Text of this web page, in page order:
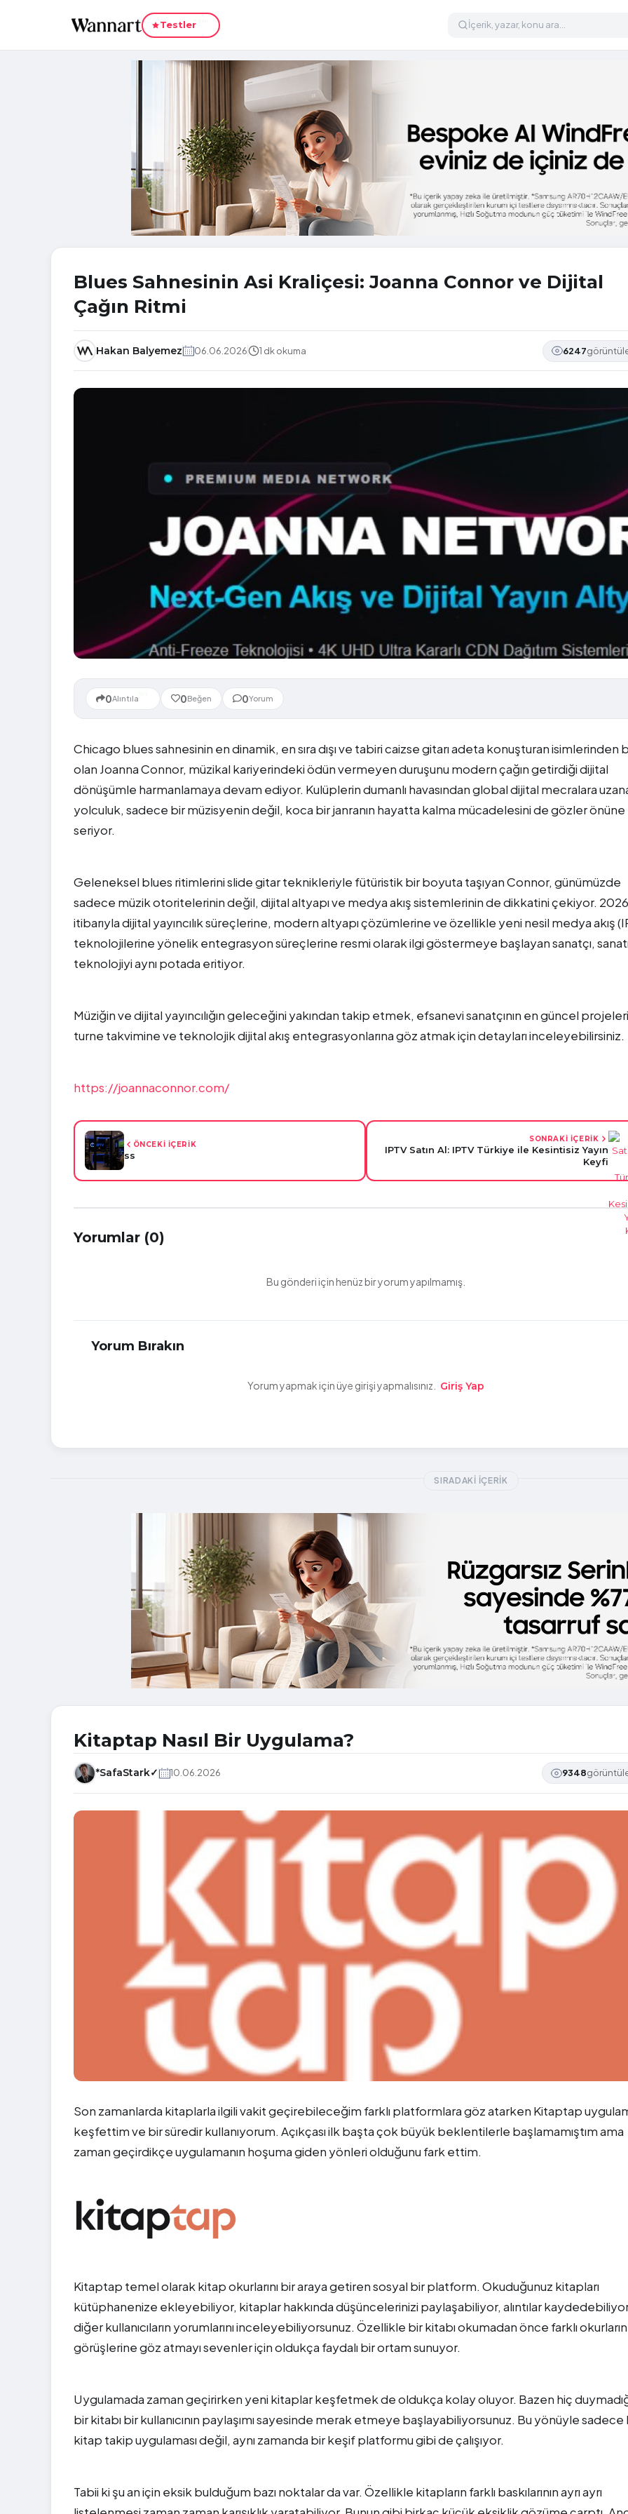
Testler
Blues Sahnesinin Asi Kraliçesi: Joanna Connor ve Dijital
Çağın Ritmi
Hakan Balyemez 06.06.2026 1 dk okuma 6247
0Alıntıla 0Beğen 0Yorum
Chicago blues sahnesinin en dinamik, en sıra dışı ve tabiri caizse gitarı adeta konuşturan isimlerinden
olan Joanna Connor, müzikal kariyerindeki ödün vermeyen duruşunu modern çağın getirdiği dijital
dönüşümle harmanlamaya devam ediyor. Kulüplerin dumanlı havasından global dijital mecralara
yolculuk, sadece bir müzisyenin değil, koca bir janranın hayatta kalma mücadelesini de gözler önüne
seriyor.
Geleneksel blues ritimlerini slide gitar teknikleriyle fütüristik bir boyuta taşıyan Connor, günümüzde
sadece müzik otoritelerinin değil, dijital altyapı ve medya akış sistemlerinin de dikkatini çekiyor. 2026
itibarıyla dijital yayıncılık süreçlerine, modern altyapı çözümlerine ve özellikle yeni nesil medya akış
teknolojilerine yönelik entegrasyon süreçlerine resmi olarak ilgi göstermeye başlayan sanatçı,
teknolojiyi aynı potada eritiyor.
Müziğin ve dijital yayıncılığın geleceğini yakından takip etmek, efsanevi sanatçının en güncel
turne takvimine ve teknolojik dijital akış entegrasyonlarına göz atmak için detayları inceleyebilirsiniz.
https://joannaconnor.com/
ÖNCEKİ İÇERİK
ss
SONRAKİ İÇERİK
IPTV Satın Al: IPTV Türkiye ile Kesintisiz Yayın
Keyfi
Yorumlar (0)
Bu gönderi için henüz bir yorum yapılmamış.
Yorum Bırakın
Yorum yapmak için üye girişi yapmalısınız. Giriş Yap
SIRADAKI İÇERIK
Kitaptap Nasıl Bir Uygulama?
*SafaStark✓ 10.06.2026 9348
Son zamanlarda kitaplarla ilgili vakit geçirebileceğim farklı platformlara göz atarken Kitaptap
keşfettim ve bir süredir kullanıyorum. Açıkçası ilk başta çok büyük beklentilerle başlamamıştım ama
zaman geçirdikçe uygulamanın hoşuma giden yönleri olduğunu fark ettim.
Kitaptap temel olarak kitap okurlarını bir araya getiren sosyal bir platform. Okuduğunuz kitapları
kütüphanenize ekleyebiliyor, kitaplar hakkında düşüncelerinizi paylaşabiliyor, alıntılar
diğer kullanıcıların yorumlarını inceleyebiliyorsunuz. Özellikle bir kitabı okumadan önce farklı okurların
görüşlerine göz atmayı sevenler için oldukça faydalı bir ortam sunuyor.
Uygulamada zaman geçirirken yeni kitaplar keşfetmek de oldukça kolay oluyor. Bazen hiç
bir kitabı bir kullanıcının paylaşımı sayesinde merak etmeye başlayabiliyorsunuz. Bu yönüyle sadece
kitap takip uygulaması değil, aynı zamanda bir keşif platformu gibi de çalışıyor.
Tabii ki şu an için eksik bulduğum bazı noktalar da var. Özellikle kitapların farklı baskılarının ayrı ayrı